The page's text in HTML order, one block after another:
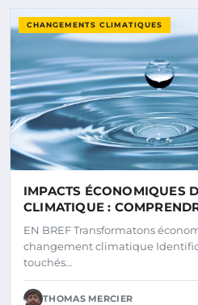
CHANGEMENTS CLIMATIQUES
IMPACTS ÉCONOMIQUES
CLIMATIQUE :
FINANCIERS POUR
EN BREF Transformatons
changement climatique
touchés…
THOMAS MERCIER